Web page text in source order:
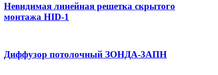
Невидимая линейная решетка скрытого
монтажа HID-1
Диффузор потолочный ЗОНДА-3АПН